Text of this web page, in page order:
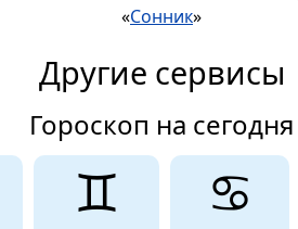
«Сонник»
Другие сервисы
Гороскоп на сегодня
♊ ♋